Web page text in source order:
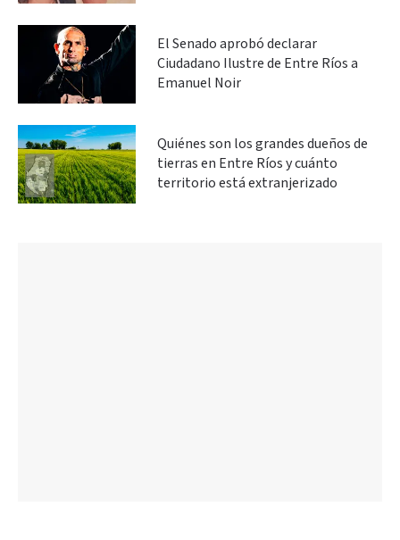
El Senado aprobó declarar
Ciudadano Ilustre de Entre Ríos a
Emanuel Noir
Quiénes son los grandes dueños de
tierras en Entre Ríos y cuánto
territorio está extranjerizado